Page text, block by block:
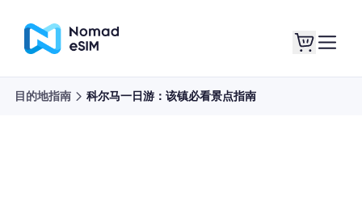
目的地指南 科尔马一日游：该镇必看景点指南